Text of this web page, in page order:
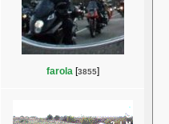
farola[3855]